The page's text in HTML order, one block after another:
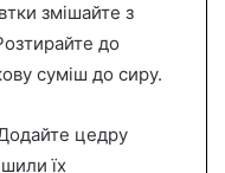
змішайте з
до
суміш до сиру.
цедру
їх